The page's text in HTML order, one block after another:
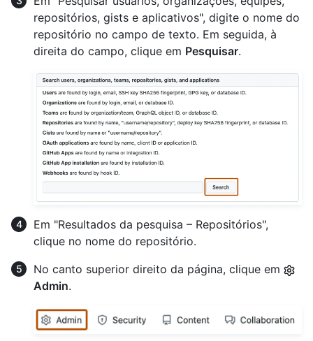
repositórios, gists e aplicativos", digite o nome do
repositório no campo de texto. Em seguida, à
direita do campo, clique em Pesquisar.
Em "Resultados da pesquisa – Repositórios",
clique no nome do repositório.
No canto superior direito da página, clique em
Admin.